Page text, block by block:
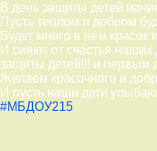
В день защиты детей
Пусть теплом и добром
Будет много в нем красок
И сияют от счастья
защиты детей!!! и первым
Желаем красочного и
И пусть наши дети
#МБДОУ215